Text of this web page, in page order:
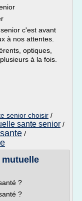
c'est avant
à nos attentes.
optiques,
à la fois.
senior choisir /
sante senior /
/
?
?